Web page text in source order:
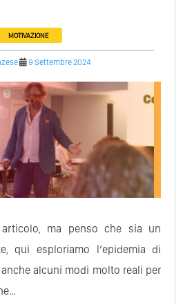
MOTIVAZIONE
9 Settembre 2024
ma penso che sia un
qui esploriamo l’epidemia di
alcuni modi molto reali per